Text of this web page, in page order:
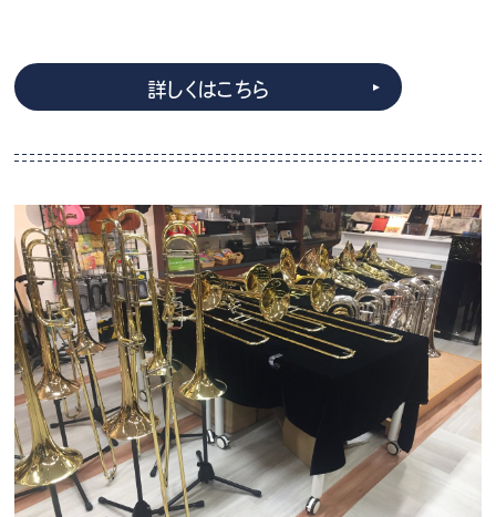
詳しくはこちら